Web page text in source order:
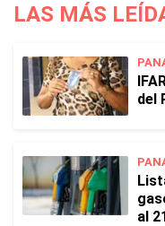
LAS MÁS
del
al